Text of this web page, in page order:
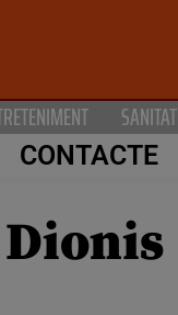
SANITAT
CONTACTE